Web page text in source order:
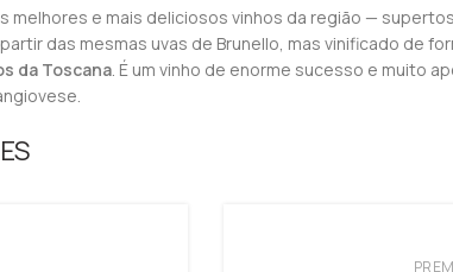
melhores e mais deliciosos vinhos da região —
das mesmas uvas de Brunello, mas vinificado de
da Toscana. É um vinho de enorme sucesso e muito